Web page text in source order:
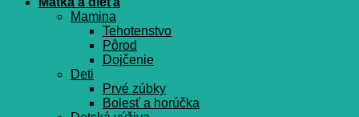
Mamina
Tehotenstvo
Pôrod
Dojčenie
Deti
Prvé zúbky
Bolesť a horúčka